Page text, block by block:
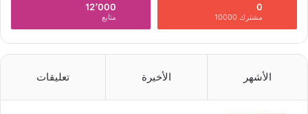
0
مشترك 10000
12٬000
متابع
الأشهر الأخيرة تعليقات